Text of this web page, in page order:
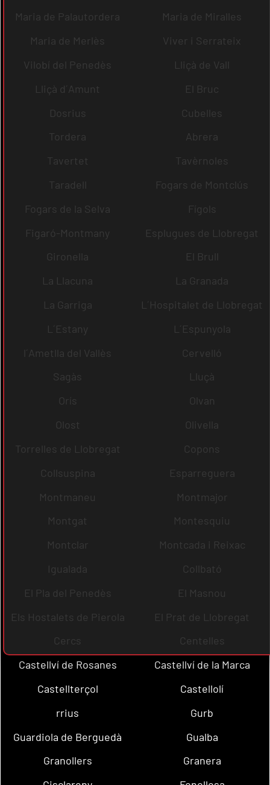
Maria de Palautordera
Maria de Miralles
Maria de Merlès
Viver i Serrateix
Vilobí del Penedès
Lliçà de Vall
Lliçà d´Amunt
El Bruc
Dosrius
Cubelles
Tordera
Abrera
Tavertet
Tavèrnoles
Taradell
Fogars de Montclús
Fogars de la Selva
Fígols
Figaró-Montmany
Esplugues de Llobregat
Gironella
El Brull
La Llacuna
La Granada
La Garriga
L´Hospitalet de Llobregat
L´Estany
L´Espunyola
l´Ametlla del Vallès
Cervelló
Sagàs
Lluçà
Orís
Olvan
Olost
Olivella
Torrelles de Llobregat
Copons
Collsuspina
Esparreguera
Montmaneu
Montmajor
Montgat
Montesquiu
Montclar
Montcada i Reixac
Igualada
Collbató
El Pla del Penedès
El Masnou
Els Hostalets de Pierola
El Prat de Llobregat
Cercs
Centelles
Castellví de Rosanes
Castellví de la Marca
Castellterçol
Castellolí
rrius
Gurb
Guardiola de Berguedà
Gualba
Granollers
Granera